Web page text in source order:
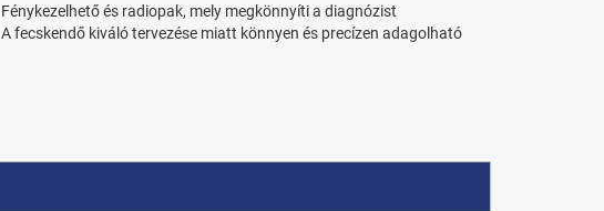
Fénykezelhető és radiopak, mely megkönnyíti a diagnózist
A fecskendő kiváló tervezése miatt könnyen és precízen adagolható